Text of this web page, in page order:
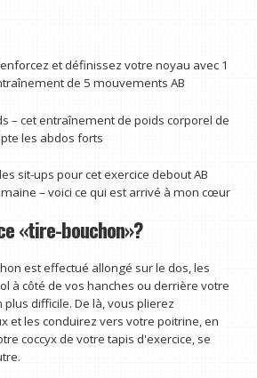
et définissez votre noyau avec 1
de 5 mouvements AB
– cet entraînement de poids corporel de
les abdos forts
sit-ups pour cet exercice debout AB
– voici ce qui est arrivé à mon cœur
«tire-bouchon»?
est effectué allongé sur le dos, les
à côté de vos hanches ou derrière votre
difficile. De là, vous plierez
et les conduirez vers votre poitrine, en
coccyx de votre tapis d'exercice, se